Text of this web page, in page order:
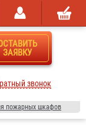
ЗАЯВКУ
звонок
пожарных шкафов